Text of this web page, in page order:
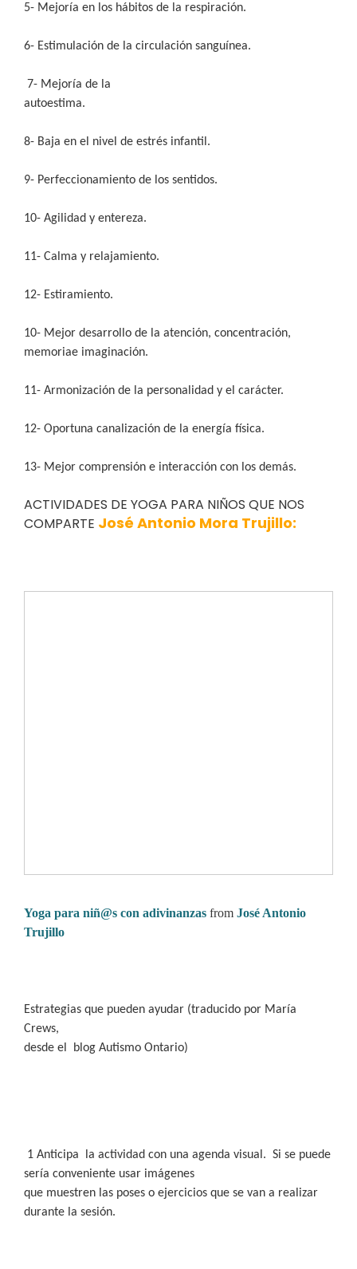
5- Mejoría en los hábitos de la respiración.
6- Estimulación de la circulación sanguínea.
7- Mejoría de la
autoestima.
8- Baja en el nivel de estrés infantil.
9- Perfeccionamiento de los sentidos.
10- Agilidad y entereza.
11- Calma y relajamiento.
12- Estiramiento.
10- Mejor desarrollo de la atención, concentración,
memoriae imaginación.
11- Armonización de la personalidad y el carácter.
12- Oportuna canalización de la energía física.
13- Mejor comprensión e interacción con los demás.
ACTIVIDADES DE YOGA PARA NIÑOS QUE NOS
COMPARTE José Antonio Mora Trujillo:
Yoga para niñ@s con adivinanzas from José Antonio
Trujillo
Estrategias que pueden ayudar (traducido por María
Crews,
desde el
blog Autismo Ontario)
1 Anticipa la actividad con una agenda visual. Si se puede
sería conveniente usar imágenes
que muestren las poses o ejercicios que se van a realizar
durante la sesión.